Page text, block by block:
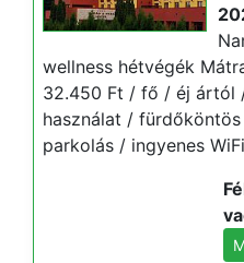
wellness hétvégék
32.450 Ft / fő / éj ártól
használat /
parkolás / ingyenes